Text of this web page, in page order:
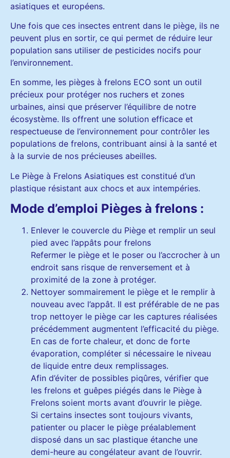
asiatiques et européens.
Une fois que ces insectes entrent dans le piège, ils ne
peuvent plus en sortir, ce qui permet de réduire leur
population sans utiliser de pesticides nocifs pour
l’environnement.
En somme, les pièges à frelons ECO sont un outil
précieux pour protéger nos ruchers et zones
urbaines, ainsi que préserver l’équilibre de notre
écosystème. Ils offrent une solution efficace et
respectueuse de l’environnement pour contrôler les
populations de frelons, contribuant ainsi à la santé et
à la survie de nos précieuses abeilles.
Le Piège à Frelons Asiatiques est constitué d’un
plastique résistant aux chocs et aux intempéries.
Mode d’emploi Pièges à frelons :
Enlever le couvercle du Piège et remplir un seul
pied avec l’appâts pour frelons
Refermer le piège et le poser ou l’accrocher à un
endroit sans risque de renversement et à
proximité de la zone à protéger.
Nettoyer sommairement le piège et le remplir à
nouveau avec l’appât. Il est préférable de ne pas
trop nettoyer le piège car les captures réalisées
précédemment augmentent l’efficacité du piège.
En cas de forte chaleur, et donc de forte
évaporation, compléter si nécessaire le niveau
de liquide entre deux remplissages.
Afin d’éviter de possibles piqûres, vérifier que
les frelons et guêpes piégés dans le Piège à
Frelons soient morts avant d’ouvrir le piège.
Si certains insectes sont toujours vivants,
patienter ou placer le piège préalablement
disposé dans un sac plastique étanche une
demi-heure au congélateur avant de l’ouvrir.